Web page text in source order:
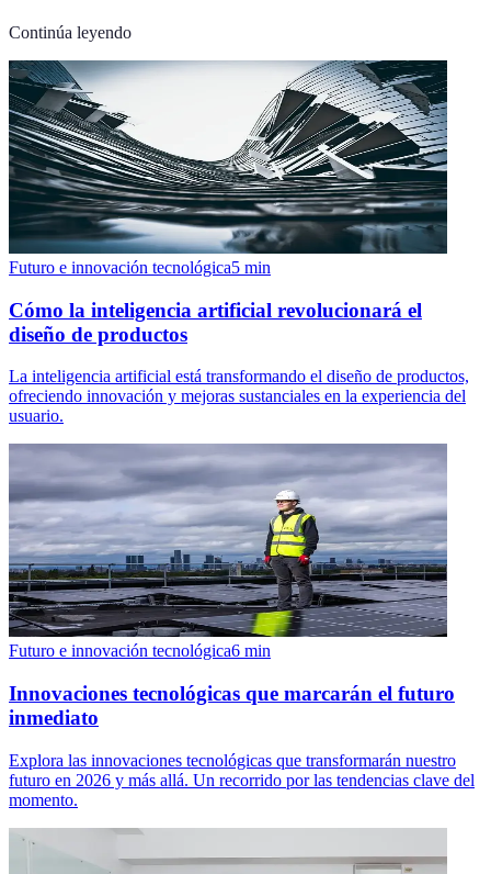
Continúa leyendo
Futuro e innovación tecnológica5 min
Cómo la inteligencia artificial revolucionará el
diseño de productos
La inteligencia artificial está transformando el diseño de productos,
ofreciendo innovación y mejoras sustanciales en la experiencia del
usuario.
Futuro e innovación tecnológica6 min
Innovaciones tecnológicas que marcarán el futuro
inmediato
Explora las innovaciones tecnológicas que transformarán nuestro
futuro en 2026 y más allá. Un recorrido por las tendencias clave del
momento.